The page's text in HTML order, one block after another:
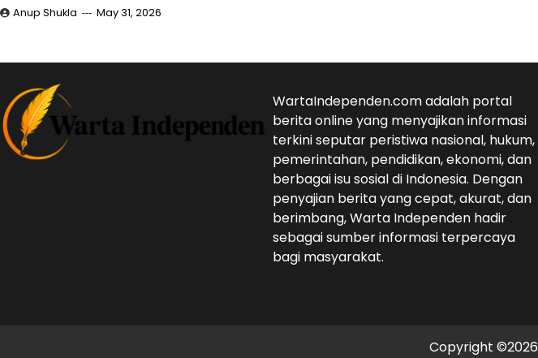
Anup Shukla May 31, 2026
WartaIndependen.com adalah portal
berita online yang menyajikan informasi
terkini seputar peristiwa nasional, hukum,
pemerintahan, pendidikan, ekonomi, dan
berbagai isu sosial di Indonesia. Dengan
penyajian berita yang cepat, akurat, dan
berimbang, Warta Independen hadir
sebagai sumber informasi terpercaya
bagi masyarakat.
Copyright ©2026